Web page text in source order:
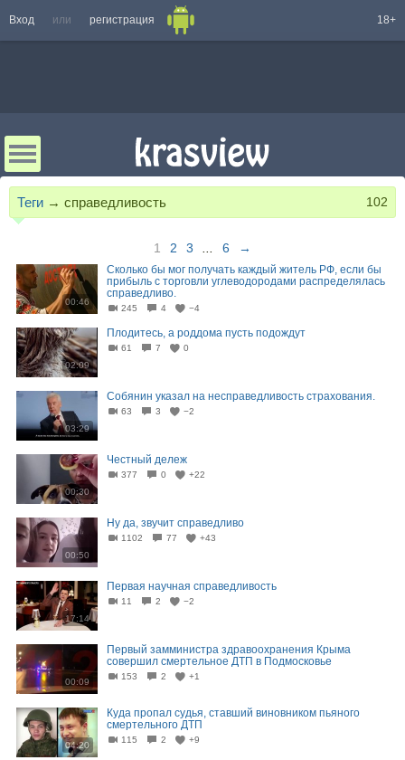
Вход или регистрация 18+
Теги → справедливость 102
1 2 3 6 →
00:46
Сколько бы мог получать каждый житель РФ, если бы
прибыль с торговли углеводородами распределялась
справедливо.
245 4 −4
02:09
Плодитесь, а роддома пусть подождут
61 7 0
03:29
Собянин указал на несправедливость страхования.
63 3 −2
00:30
Честный дележ
377 0 +22
00:50
Ну да, звучит справедливо
1102 77 +43
17:14
Первая научная справедливость
11 2 −2
00:09
Первый замминистра здравоохранения Крыма
совершил смертельное ДТП в Подмосковье
153 2 +1
04:20
Куда пропал судья, ставший виновником пьяного
смертельного ДТП
115 2 +9